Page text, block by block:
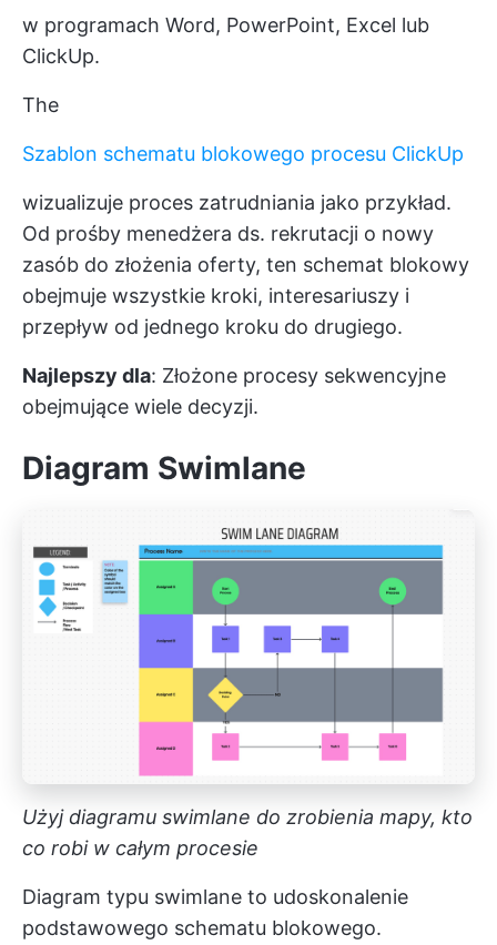
w programach Word, PowerPoint, Excel lub
ClickUp.
The
Szablon schematu blokowego procesu ClickUp
wizualizuje proces zatrudniania jako przykład.
Od prośby menedżera ds. rekrutacji o nowy
zasób do złożenia oferty, ten schemat blokowy
obejmuje wszystkie kroki, interesariuszy i
przepływ od jednego kroku do drugiego.
Najlepszy dla: Złożone procesy sekwencyjne
obejmujące wiele decyzji.
Diagram Swimlane
Użyj diagramu swimlane do zrobienia mapy, kto
co robi w całym procesie
Diagram typu swimlane to udoskonalenie
podstawowego schematu blokowego.